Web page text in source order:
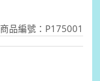
商品編號：P175001